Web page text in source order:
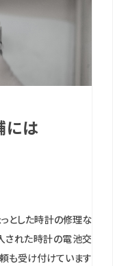
には
とした時計の修理な
された時計の電池交
も受け付けています